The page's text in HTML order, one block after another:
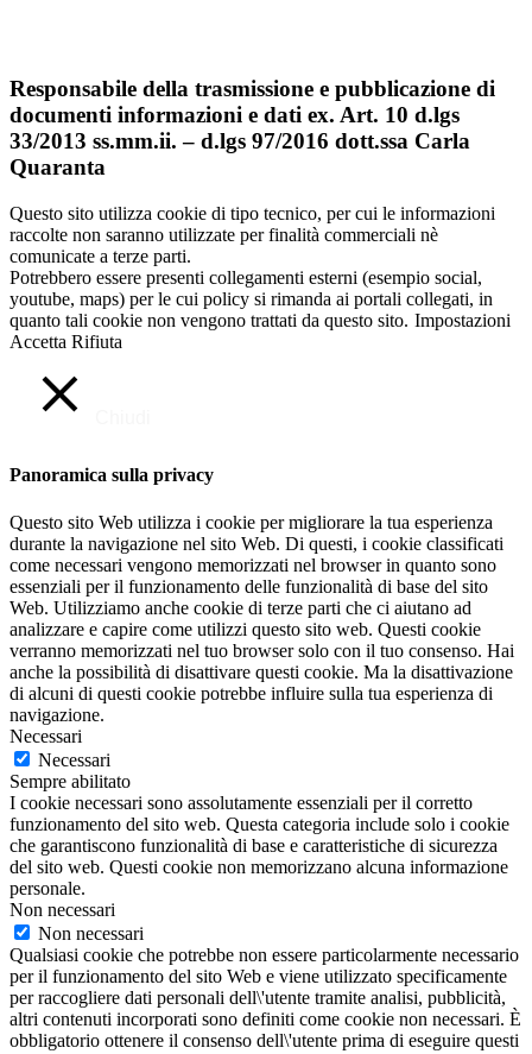
Responsabile della trasmissione e pubblicazione di
documenti informazioni e dati ex. Art. 10 d.lgs
33/2013 ss.mm.ii. – d.lgs 97/2016 dott.ssa Carla
Quaranta
Questo sito utilizza cookie di tipo tecnico, per cui le informazioni
raccolte non saranno utilizzate per finalità commerciali nè
comunicate a terze parti.
Potrebbero essere presenti collegamenti esterni (esempio social,
youtube, maps) per le cui policy si rimanda ai portali collegati, in
quanto tali cookie non vengono trattati da questo sito. Impostazioni
Accetta Rifiuta
Panoramica sulla privacy
Questo sito Web utilizza i cookie per migliorare la tua esperienza
durante la navigazione nel sito Web. Di questi, i cookie classificati
come necessari vengono memorizzati nel browser in quanto sono
essenziali per il funzionamento delle funzionalità di base del sito
Web. Utilizziamo anche cookie di terze parti che ci aiutano ad
analizzare e capire come utilizzi questo sito web. Questi cookie
verranno memorizzati nel tuo browser solo con il tuo consenso. Hai
anche la possibilità di disattivare questi cookie. Ma la disattivazione
di alcuni di questi cookie potrebbe influire sulla tua esperienza di
navigazione.
Necessari
Necessari
Sempre abilitato
I cookie necessari sono assolutamente essenziali per il corretto
funzionamento del sito web. Questa categoria include solo i cookie
che garantiscono funzionalità di base e caratteristiche di sicurezza
del sito web. Questi cookie non memorizzano alcuna informazione
personale.
Non necessari
Non necessari
Qualsiasi cookie che potrebbe non essere particolarmente necessario
per il funzionamento del sito Web e viene utilizzato specificamente
per raccogliere dati personali dell\'utente tramite analisi, pubblicità,
altri contenuti incorporati sono definiti come cookie non necessari. È
obbligatorio ottenere il consenso dell\'utente prima di eseguire questi